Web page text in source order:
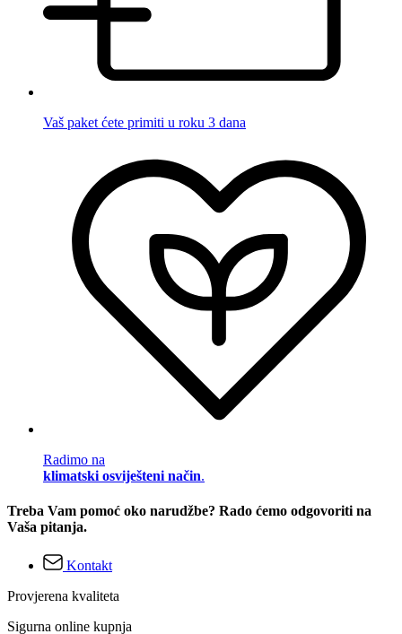
Vaš paket ćete primiti u roku 3 dana
Radimo na
klimatski osviješteni način.
Treba Vam pomoć oko narudžbe? Rado ćemo odgovoriti na
Vaša pitanja.
Kontakt
Provjerena kvaliteta
Sigurna online kupnja